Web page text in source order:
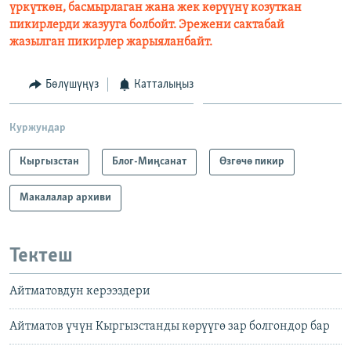
үркүткөн, басмырлаган жана жек көрүүнү козуткан
пикирлерди жазууга болбойт. Эрежени сактабай
жазылган пикирлер жарыяланбайт.
Бөлүшүңүз Катталыңыз
Куржундар
Кыргызстан Блог-Миңсанат Өзгөчө пикир
Макалалар архиви
Тектеш
Айтматовдун керээздери
Айтматов үчүн Кыргызстанды көрүүгө зар болгондор бар